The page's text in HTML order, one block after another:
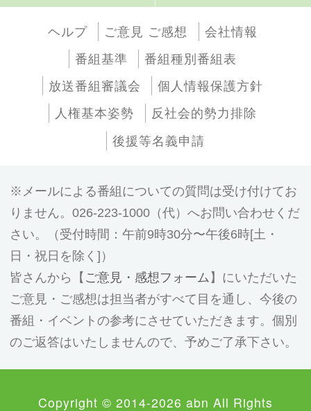
ヘルプ ご意見 ご感想
会社情報
番組基準
番組種別番組表
放送番組審議会
個人情報保護方針
人権基本姿勢
反社会的勢力排除
後援等名義申請
メールによる番組についての質問は受け付けてお
りません。026-223-1000（代）へお問い合わせくだ
さい。（受付時間：午前9時30分〜午後6時[土・
日・祝日を除く]）
皆さんから【 ご意見・感想フォーム 】にいただいた
ご意見・ご感想は担当者がすべて目を通し、今後の
番組・イベントの参考にさせていただきます。個別
のご返答はいたしませんので、予めご了承下さい。
Copyright © 2014-2026 abn All Rights